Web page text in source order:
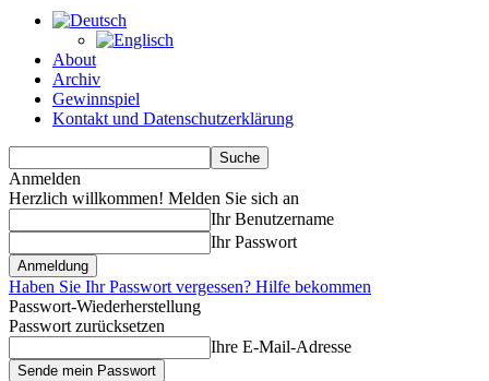
About
Archiv
Gewinnspiel
Kontakt und Datenschutzerklärung
Anmelden
Herzlich willkommen! Melden Sie sich an
Ihr Benutzername
Ihr Passwort
Haben Sie Ihr Passwort vergessen? Hilfe bekommen
Passwort-Wiederherstellung
Passwort zurücksetzen
Ihre E-Mail-Adresse